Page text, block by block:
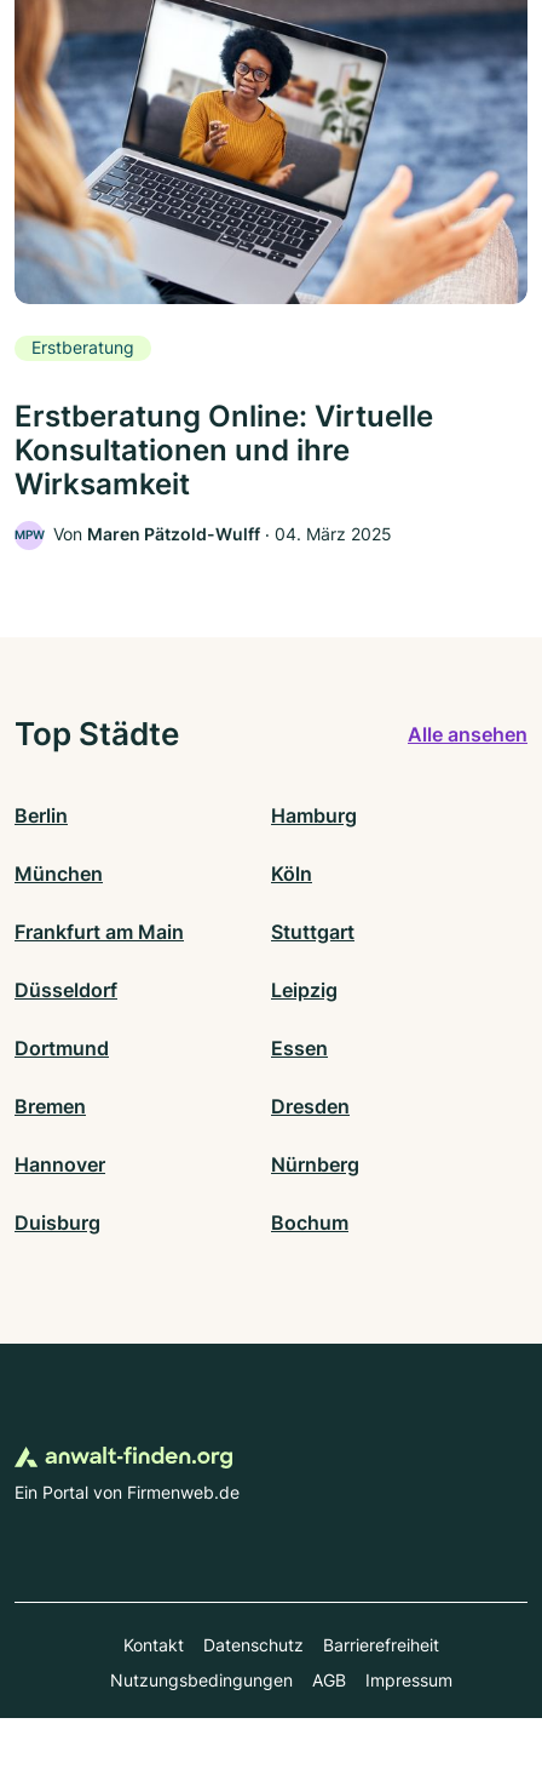
Erstberatung
Erstberatung Online: Virtuelle
Konsultationen und ihre
Wirksamkeit
MPW Von Maren Pätzold-Wulff ‧ 04. März 2025
Top Städte Alle ansehen
Berlin Hamburg
München Köln
Frankfurt am Main Stuttgart
Düsseldorf Leipzig
Dortmund Essen
Bremen Dresden
Hannover Nürnberg
Duisburg Bochum
Ein Portal von Firmenweb.de
Kontakt Datenschutz
Barrierefreiheit
Nutzungsbedingungen
AGB Impressum